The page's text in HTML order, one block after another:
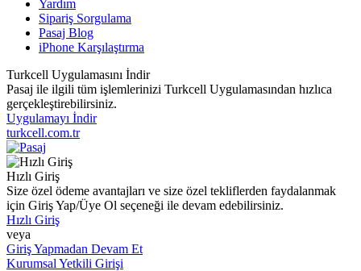
Yardım
Sipariş Sorgulama
Pasaj Blog
iPhone Karşılaştırma
Turkcell Uygulamasını İndir
Pasaj ile ilgili tüm işlemlerinizi Turkcell Uygulamasından hızlıca
gerçekleştirebilirsiniz.
Uygulamayı İndir
turkcell.com.tr
Hızlı Giriş
Size özel ödeme avantajları ve size özel tekliflerden faydalanmak
için Giriş Yap/Üye Ol seçeneği ile devam edebilirsiniz.
Hızlı Giriş
veya
Giriş Yapmadan Devam Et
Kurumsal Yetkili Girişi